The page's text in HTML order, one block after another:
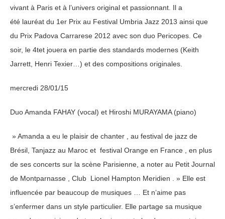
vivant à Paris et à l’univers original et passionnant. Il a
été lauréat du 1er Prix au Festival Umbria Jazz 2013 ainsi que
du Prix Padova Carrarese 2012 avec son duo Pericopes. Ce
soir, le 4tet jouera en partie des standards modernes (Keith
Jarrett, Henri Texier…) et des compositions originales.
mercredi 28/01/15
Duo Amanda FAHAY (vocal) et Hiroshi MURAYAMA (piano)
» Amanda a eu le plaisir de chanter , au festival de jazz de
Brésil, Tanjazz au Maroc et festival Orange en France , en plus
de ses concerts sur la scène Parisienne, a noter au Petit Journal
de Montparnasse , Club Lionel Hampton Meridien . » Elle est
influencée par beaucoup de musiques … Et n’aime pas
s’enfermer dans un style particulier. Elle partage sa musique